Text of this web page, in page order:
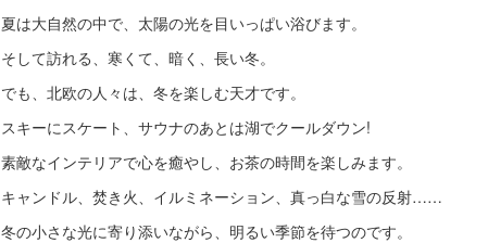
夏は大自然の中で、太陽の光を目いっぱい浴びます。
そして訪れる、寒くて、暗く、長い冬。
でも、北欧の人々は、冬を楽しむ天才です。
スキーにスケート、サウナのあとは湖でクールダウン!
素敵なインテリアで心を癒やし、お茶の時間を楽しみます。
キャンドル、焚き火、イルミネーション、真っ白な雪の反射……
冬の小さな光に寄り添いながら、明るい季節を待つのです。